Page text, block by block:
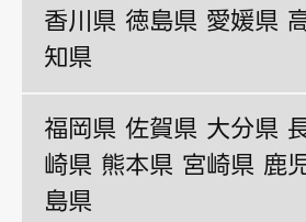
香川県 徳島県 愛媛県
知県
福岡県 佐賀県 大分県
崎県 熊本県 宮崎県 鹿
島県